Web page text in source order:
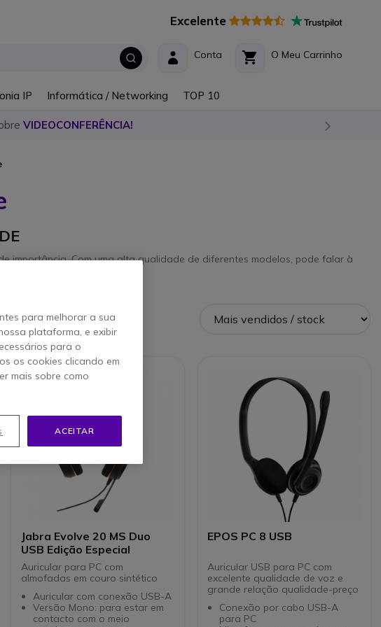
Excelente
O Meu Carrinho
Conta
IP Informática / Networking TOP 10
VIDEOCONFERÊNCIA!
importância. Com uma alta qualidade de diferentes modelos, pode falar à
sem problemas.
Jabra Evolve 20 MS Duo
USB Edição Especial
Auricular para PC com
almofadas em couro sintético
Auricular com conexão USB-A
Versão Mono: para estar em
contacto com o meio
EPOS PC 8 USB
Auricular USB para PC com
excelente qualidade de voz e
grande relação qualidade-preço
Conexão por cabo USB-A
para PC
para melhorar a sua
plataforma, e exibir
para o
os cookies clicando em
mais sobre como
ACEITAR